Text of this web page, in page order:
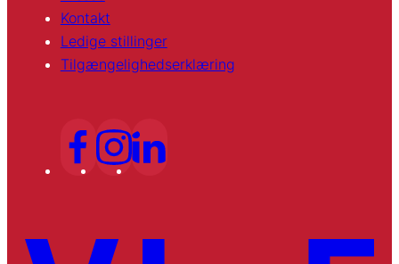
Kontakt
Ledige stillinger
Tilgængelighedserklæring